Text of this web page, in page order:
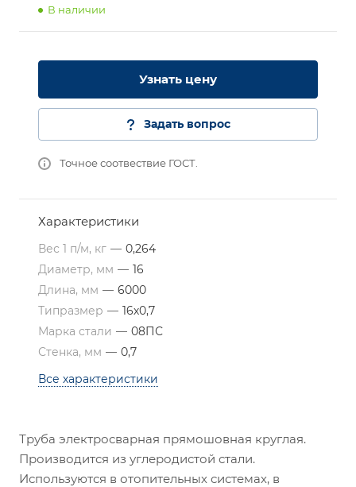
В наличии
Узнать цену
Задать вопрос
Точное соотвествие ГОСТ.
Характеристики
Вес 1 п/м, кг — 0,264
Диаметр, мм — 16
Длина, мм — 6000
Типразмер — 16х0,7
Марка стали — 08ПС
Стенка, мм — 0,7
Все характеристики
Труба электросварная прямошовная круглая.
Производится из углеродистой стали.
Используются в отопительных системах, в